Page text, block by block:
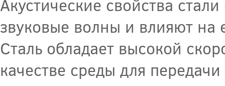
Акустические свойства
звуковые волны и влияют на
Сталь обладает высокой
качестве среды для